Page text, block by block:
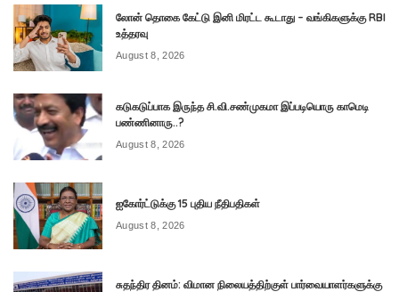
லோன் தொகை கேட்டு இனி மிரட்ட கூடாது – வங்கிகளுக்கு RBI
உத்தரவு
August 8, 2026
கடுகடுப்பாக இருந்த சி.வி.சண்முகமா இப்படியொரு காமெடி
பண்ணினாரு..?
August 8, 2026
ஐகோர்ட்டுக்கு 15 புதிய நீதிபதிகள்
August 8, 2026
சுதந்திர தினம்: விமான நிலையத்திற்குள் பார்வையாளர்களுக்கு